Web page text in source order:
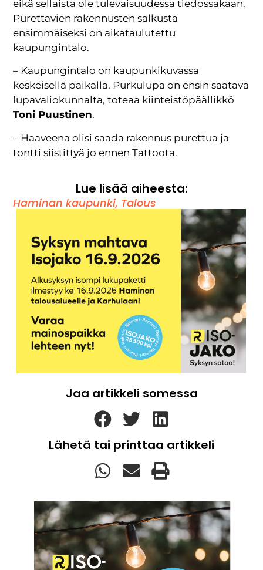
eikä sellaista ole tulevaisuudessa tiedossakaan.
Purettavien rakennusten salkusta
ensimmäiseksi on aikataulutettu
kaupungintalo.
– Kaupungintalo on kaupunkikuvassa
keskeisellä paikalla. Purkulupa on ensin saatava
lupavaliokunnalta, toteaa kiinteistöpäällikkö
Toni Puustinen.
– Haaveena olisi saada rakennus purettua ja
tontti siistittyä jo ennen Tattoota.
Lue lisää aiheesta:
Haminan kaupunki, Talous
Jaa artikkeli somessa
Lähetä tai printtaa artikkeli